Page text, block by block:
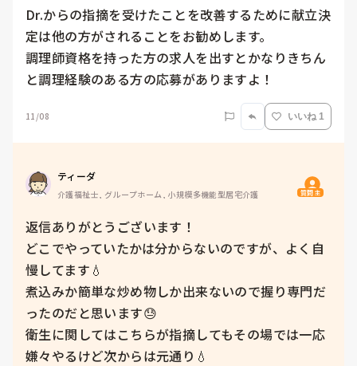
Dr.からの指摘を受けたことを改善するために献立決
定は他の方がされることをお勧めします。
調理師資格を持った方の求人を出すとかなりきちん
と調理経験のある方の応募がありますよ！
11/08 いいね 1
ティーダ
介護福祉士, グループホーム, 小規模多機能型居宅介護 質問主
返信ありがとうございます！
どこでやっていたかは分からないのですが、よく自
慢してます💧
煮込みか簡単な炒め物しか出来ないので握り専門だ
ったのだと思います😓
衛生に関してはこちらが指摘してもその場では一応
嫌々やるけど次からは元通り💧